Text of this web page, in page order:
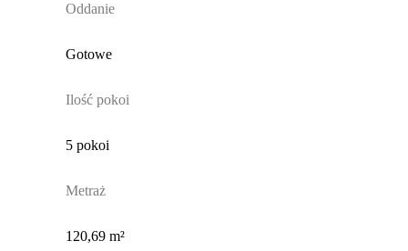
Oddanie
Gotowe
Ilość pokoi
5 pokoi
Metraż
120,69 m²